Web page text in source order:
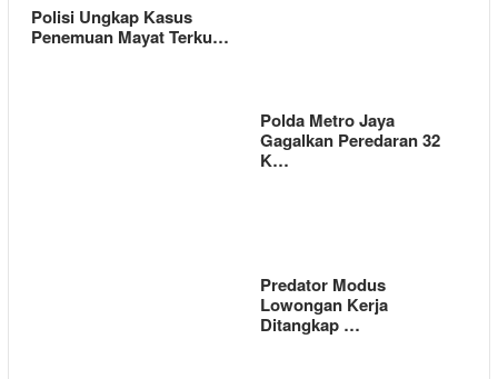
Polisi Ungkap Kasus
Penemuan Mayat Terku…
Polda Metro Jaya
Gagalkan Peredaran 32
K…
Predator Modus
Lowongan Kerja
Ditangkap …